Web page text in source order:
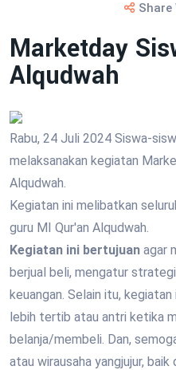
Share
Marketday
Alqudwah
Rabu, 24 Juli 2024 Siswa-
melaksanakan kegiatan
Alqudwah.
Kegiatan ini melibatkan
guru MI Qur'an Alqudwah.
Kegiatan ini bertujuan agar
berjual beli, mengatur
keuangan. Selain itu,
lebih tertib atau antri ketika
belanja/membeli. Dan,
atau wirausaha yangjujur, baik